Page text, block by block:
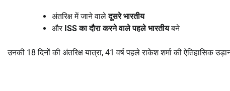
अंतरिक्ष में जाने वालेदूसरे भारतीय
और ISS का दौरा करने वाले पहले भारतीयबने
उनकी 18 दिनों की अंतरिक्ष यात्रा, 41 वर्ष पहले राकेश शर्मा की ऐतिहासिक